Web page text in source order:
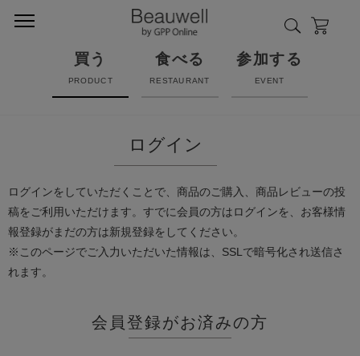
買う
PRODUCT
食べる
RESTAURANT
参加する
EVENT
ログイン
ログインをしていただくことで、商品のご購入、商品レビューの投
稿をご利用いただけます。すでに会員の方はログインを、お客様情
報登録がまだの方は新規登録をしてください。
※このページでご入力いただいた情報は、SSLで暗号化され送信さ
れます。
会員登録がお済みの方